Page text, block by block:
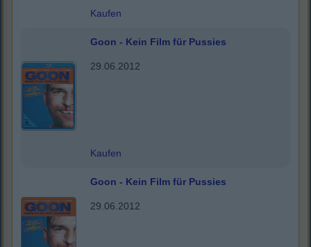
Kaufen
Goon - Kein Film für Pussies
29.06.2012
Kaufen
Goon - Kein Film für Pussies
29.06.2012